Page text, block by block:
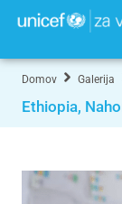
Domov Galerija
Ethiopia,